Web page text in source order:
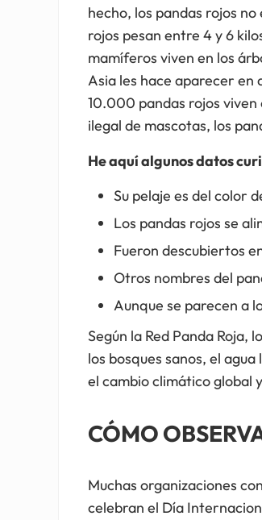
hecho, los pandas rojos
rojos pesan entre 4 y 6
mamíferos viven en los
Asia les hace aparecer en
10.000 pandas rojos
ilegal de mascotas, los
He aquí algunos datos
Su pelaje es del color
Los pandas rojos se
Fueron descubiertos
Otros nombres del
Aunque se parecen a
Según la Red Panda Roja,
los bosques sanos, el
el cambio climático global
CÓMO
Muchas organizaciones
celebran el Día